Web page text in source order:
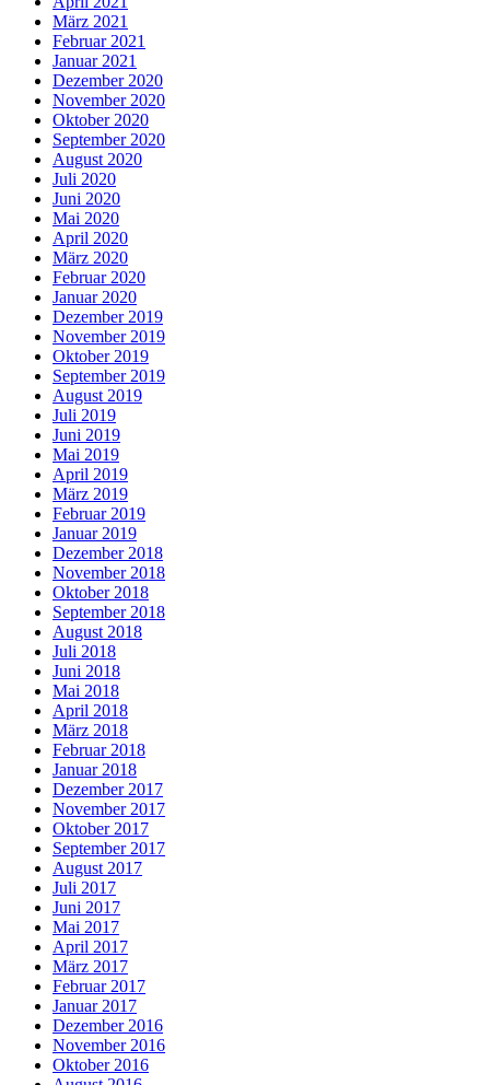
März 2021
Februar 2021
Januar 2021
Dezember 2020
November 2020
Oktober 2020
September 2020
August 2020
Juli 2020
Juni 2020
Mai 2020
April 2020
März 2020
Februar 2020
Januar 2020
Dezember 2019
November 2019
Oktober 2019
September 2019
August 2019
Juli 2019
Juni 2019
Mai 2019
April 2019
März 2019
Februar 2019
Januar 2019
Dezember 2018
November 2018
Oktober 2018
September 2018
August 2018
Juli 2018
Juni 2018
Mai 2018
April 2018
März 2018
Februar 2018
Januar 2018
Dezember 2017
November 2017
Oktober 2017
September 2017
August 2017
Juli 2017
Juni 2017
Mai 2017
April 2017
März 2017
Februar 2017
Januar 2017
Dezember 2016
November 2016
Oktober 2016